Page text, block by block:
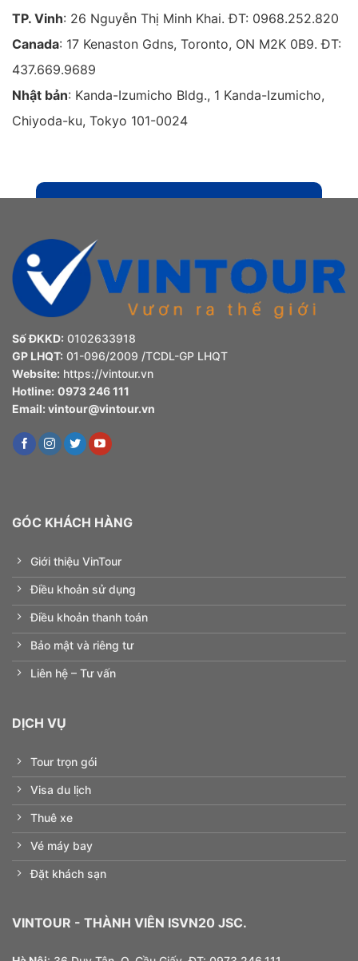
TP. Vinh: 26 Nguyễn Thị Minh Khai. ĐT: 0968.252.820
Canada: 17 Kenaston Gdns, Toronto, ON M2K 0B9. ĐT:
437.669.9689
Nhật bản: Kanda-Izumicho Bldg., 1 Kanda-Izumicho,
Chiyoda-ku, Tokyo 101-0024
Số ĐKKD: 0102633918
GP LHQT: 01-096/2009 /TCDL-GP LHQT
Website: https://vintour.vn
Hotline: 0973 246 111
Email: vintour@vintour.vn
GÓC KHÁCH HÀNG
Giới thiệu VinTour
Điều khoản sử dụng
Điều khoản thanh toán
Bảo mật và riêng tư
Liên hệ – Tư vấn
DỊCH VỤ
Tour trọn gói
Visa du lịch
Thuê xe
Vé máy bay
Đặt khách sạn
VINTOUR - THÀNH VIÊN ISVN20 JSC.